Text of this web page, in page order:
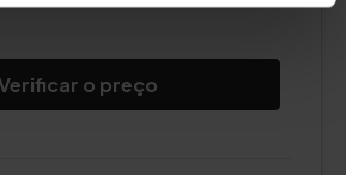
o preço